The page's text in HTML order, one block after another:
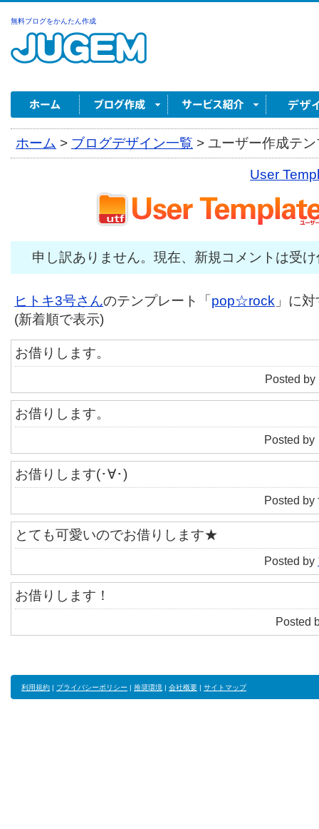
無料ブログをかんたん作成
ホーム > ブログデザイン一覧 > ユーザー作成テ
User
申し訳ありません。現在、新規コメントは受
ヒトキ3号さんのテンプレート「 pop☆rock 」に
(新着順で表示)
お借りします。
Posted by
お借りします。
Posted by
お借りします(･∀･)
Posted by
とても可愛いのでお借りします★
Posted by
お借りします！
Posted
利用規約 | プライバシーポリシー | 推奨環境 | 会社概要 | サイトマップ